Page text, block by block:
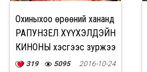
Охиныхоо өрөөний хананд
РАПУНЗЕЛ ХҮҮХЭЛДЭЙН
КИНОНЫ хэсгээс зуржээ
319 5095 2016-10-24